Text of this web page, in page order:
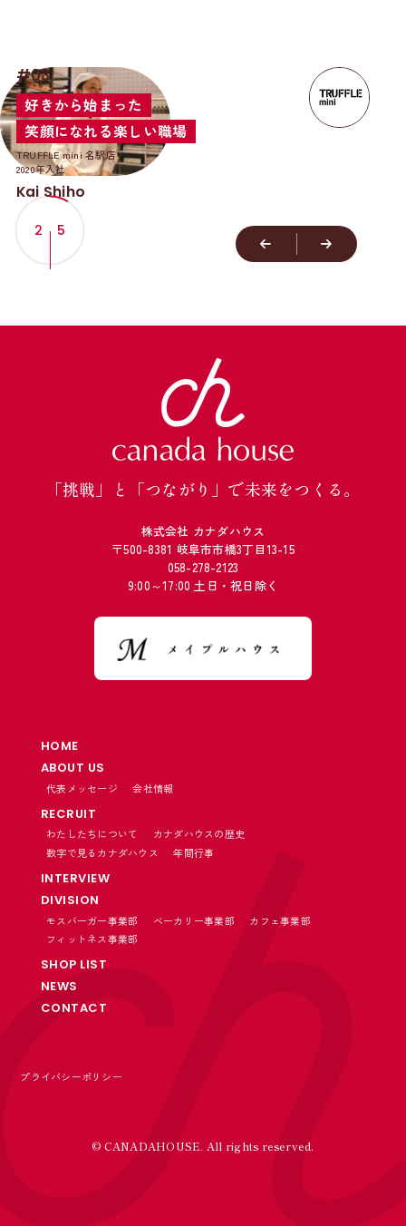
#03
好きから始まった
笑顔になれる楽しい職場
TRUFFLE mini 名駅店
2020年入社
Kai Shiho
2 / 5
「挑戦」と「つながり」で未来をつくる。
株式会社 カナダハウス
〒500-8381 岐阜市市橋3丁目13-15
058-278-2123
9:00～17:00 土日・祝日除く
HOME
ABOUT US
代表メッセージ 会社情報
RECRUIT
わたしたちについて
カナダハウスの歴史
数字で見るカナダハウス
年間行事
INTERVIEW
DIVISION
モスバーガー事業部 ベーカリー事業部
カフェ事業部
フィットネス事業部
SHOP LIST
NEWS
CONTACT
プライバシーポリシー
© CANADAHOUSE. All rights reserved.